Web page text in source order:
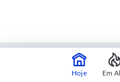
Hoje Em